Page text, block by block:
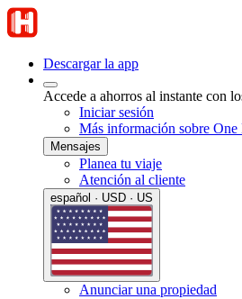
Descargar la app
Accede a ahorros al instante con
Iniciar sesión
Más información sobre
Mensajes
Planea tu viaje
Atención al cliente
español · USD · US
Anunciar una propiedad